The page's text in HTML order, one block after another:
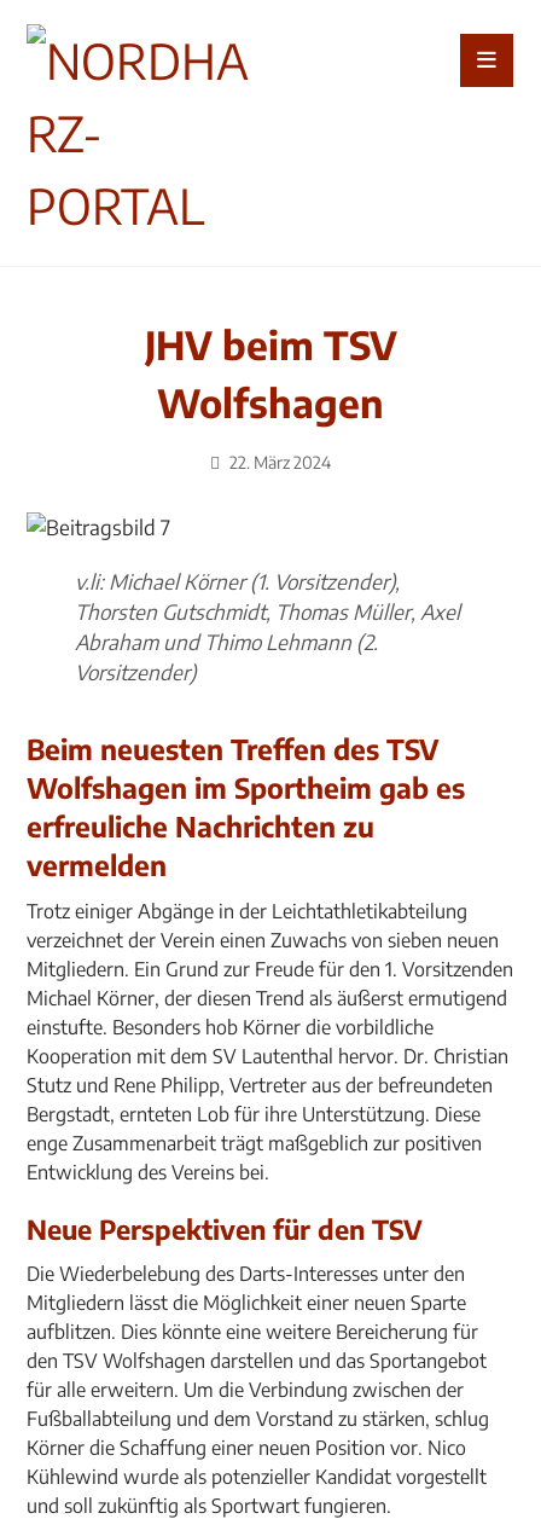
JHV beim TSV
Wolfshagen
22. März 2024
v.li: Michael Körner (1. Vorsitzender),
Thorsten Gutschmidt, Thomas Müller, Axel
Abraham und Thimo Lehmann (2.
Vorsitzender)
Beim neuesten Treffen des TSV
Wolfshagen im Sportheim gab es
erfreuliche Nachrichten zu
vermelden
Trotz einiger Abgänge in der Leichtathletikabteilung
verzeichnet der Verein einen Zuwachs von sieben neuen
Mitgliedern. Ein Grund zur Freude für den 1. Vorsitzenden
Michael Körner, der diesen Trend als äußerst ermutigend
einstufte. Besonders hob Körner die vorbildliche
Kooperation mit dem SV Lautenthal hervor. Dr. Christian
Stutz und Rene Philipp, Vertreter aus der befreundeten
Bergstadt, ernteten Lob für ihre Unterstützung. Diese
enge Zusammenarbeit trägt maßgeblich zur positiven
Entwicklung des Vereins bei.
Neue Perspektiven für den TSV
Die Wiederbelebung des Darts-Interesses unter den
Mitgliedern lässt die Möglichkeit einer neuen Sparte
aufblitzen. Dies könnte eine weitere Bereicherung für
den TSV Wolfshagen darstellen und das Sportangebot
für alle erweitern. Um die Verbindung zwischen der
Fußballabteilung und dem Vorstand zu stärken, schlug
Körner die Schaffung einer neuen Position vor. Nico
Kühlewind wurde als potenzieller Kandidat vorgestellt
und soll zukünftig als Sportwart fungieren.